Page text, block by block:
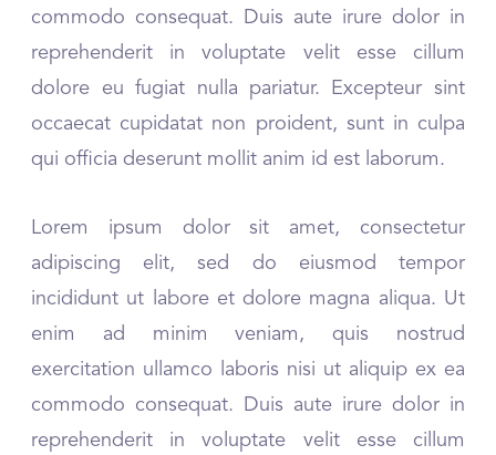
commodo consequat. Duis aute irure dolor in
reprehenderit in voluptate velit esse cillum
dolore eu fugiat nulla pariatur. Excepteur sint
occaecat cupidatat non proident, sunt in culpa
qui officia deserunt mollit anim id est laborum.
Lorem ipsum dolor sit amet, consectetur
adipiscing elit, sed do eiusmod tempor
incididunt ut labore et dolore magna aliqua. Ut
enim ad minim veniam, quis nostrud
exercitation ullamco laboris nisi ut aliquip ex ea
commodo consequat. Duis aute irure dolor in
reprehenderit in voluptate velit esse cillum